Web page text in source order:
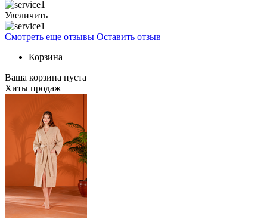
Увеличить
Смотреть еще отзывы Оставить отзыв
Корзина
Ваша корзина пуста
Хиты продаж